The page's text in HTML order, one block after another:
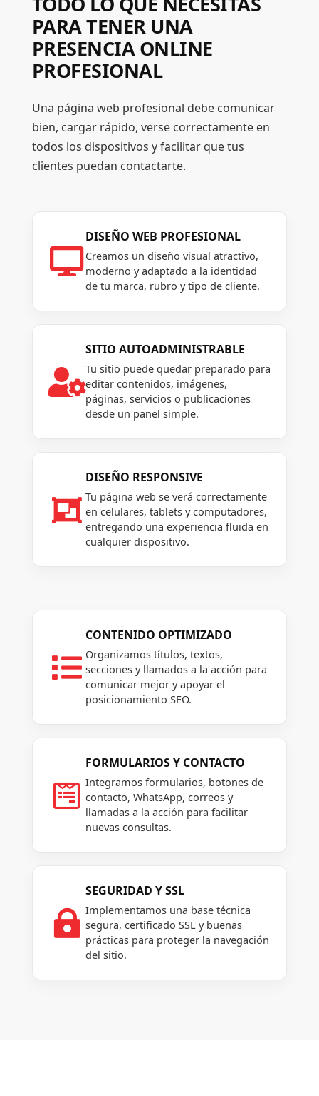
PARA TENER UNA
PRESENCIA ONLINE
PROFESIONAL
Una página web profesional debe comunicar
bien, cargar rápido, verse correctamente en
todos los dispositivos y facilitar que tus
clientes puedan contactarte.

DISEÑO WEB PROFESIONAL
Creamos un diseño visual atractivo,
moderno y adaptado a la identidad
de tu marca, rubro y tipo de cliente.

SITIO AUTOADMINISTRABLE
Tu sitio puede quedar preparado para
editar contenidos, imágenes,
páginas, servicios o publicaciones
desde un panel simple.

DISEÑO RESPONSIVE
Tu página web se verá correctamente
en celulares, tablets y computadores,
entregando una experiencia fluida en
cualquier dispositivo.

CONTENIDO OPTIMIZADO
Organizamos títulos, textos,
secciones y llamados a la acción para
comunicar mejor y apoyar el
posicionamiento SEO.

FORMULARIOS Y CONTACTO
Integramos formularios, botones de
contacto, WhatsApp, correos y
llamadas a la acción para facilitar
nuevas consultas.

SEGURIDAD Y SSL
Implementamos una base técnica
segura, certificado SSL y buenas
prácticas para proteger la navegación
del sitio.